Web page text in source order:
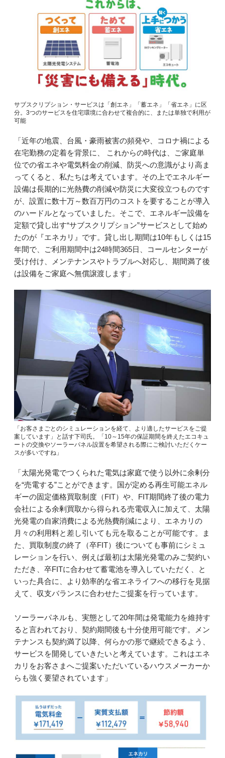
サブスクリプション・サービスは「創エネ」「蓄エネ」「省エネ」に区
分。3つのサービスを住宅環境に合わせて複合的に、または単独で利用が
可能
「近年の地震、台風・豪雨被害の頻発や、コロナ禍による
在宅勤務の定着を背景に、 これからの時代は、ご家庭単
位での省エネや電気料金の削減、防災への意識がより高ま
ってくると、私たちは考えています。その上でエネルギー
設備は長期的に光熱費の削減や防災に大変役立つものです
が、設置に数十万～数百万円のコストを要することが導入
のハードルとなっていました。そこで、エネルギー設備を
定額で貸し出す“サブスクリプション”サービスとして始め
たのが『エネカリ』です。貸し出し期間は10年もしくは15
年間で、ご利用期間中は24時間365日、コールセンターが
受け付け、メンテナンスやトラブルへ対応し、期間満了後
は設備をご家庭へ無償譲渡します」
「お客さまごとのシミュレーションを経て、より適したサービスをご提
案しています」と話す下司氏。「10～15年の保証期間を終えたエコキュ
ートの交換やソーラーパネル設置を希望される際にご検討いただくケー
スが多いですね」
「太陽光発電でつくられた電気は家庭で使う以外に余剰分
を“売電する”ことができます。国が定める再生可能エネル
ギーの固定価格買取制度（FIT）や、FIT期間終了後の電力
会社による余剰買取から得られる売電収入に加えて、太陽
光発電の自家消費による光熱費削減により、エネカリの
月々の利用料と差し引いても元を取ることが可能です。ま
た、買取制度の終了（卒FIT）後についても事前にシミュ
レーションを行い、例えば最初は太陽光発電のみご契約い
ただき、卒FITに合わせて蓄電池を導入していただく、と
いった具合に、より効率的な省エネライフへの移行を見据
えて、収支バランスに合わせたご提案を行っています。
ソーラーパネルも、実態として20年間は発電能力を維持す
ると言われており、契約期間後も十分使用可能です。メン
テナンスも契約満了以降、何らかの形で継続できるよう、
サービスを開発していきたいと考えています。これはエネ
カリをお客さまへご提案いただいているハウスメーカーか
らも強く要望されています」